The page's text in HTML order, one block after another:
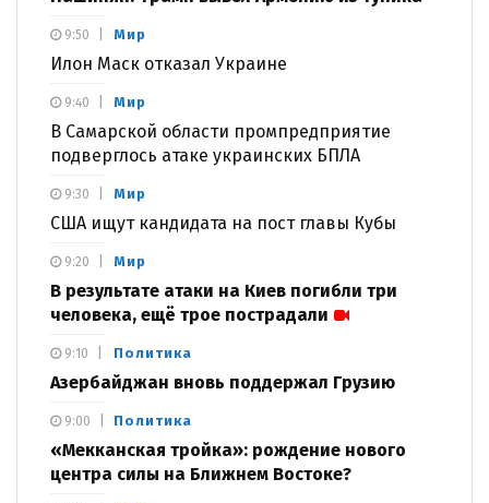
Мир
Илон Маск отказал Украине
9:50
Мир
В Самарской области промпредприятие
подверглось атаке украинских БПЛА
9:40
Мир
США ищут кандидата на пост главы Кубы
9:30
Мир
В результате атаки на Киев погибли три
человека, ещё трое пострадали
9:20
Политика
Азербайджан вновь поддержал Грузию
9:10
Политика
«Мекканская тройка»: рождение нового
центра силы на Ближнем Востоке?
9:00